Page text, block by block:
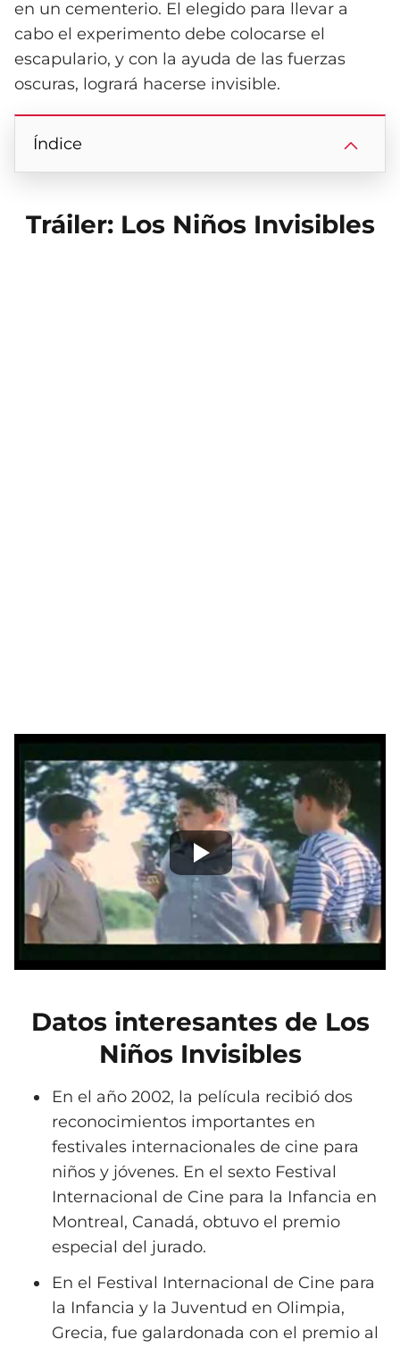
en un cementerio. El elegido para llevar a
cabo el experimento debe colocarse el
escapulario, y con la ayuda de las fuerzas
oscuras, logrará hacerse invisible.
Índice
Tráiler: Los Niños Invisibles
Datos interesantes de Los
Niños Invisibles
En el año 2002, la película recibió dos
reconocimientos importantes en
festivales internacionales de cine para
niños y jóvenes. En el sexto Festival
Internacional de Cine para la Infancia en
Montreal, Canadá, obtuvo el premio
especial del jurado.
En el Festival Internacional de Cine para
la Infancia y la Juventud en Olimpia,
Grecia, fue galardonada con el premio al